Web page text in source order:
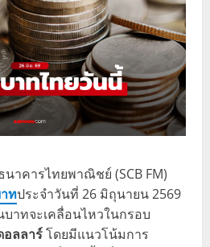
าคารไทยพาณิชย์ (SCB FM)
ทประจำวันที่ 26 มิถุนายน 2569
าทจะเคลื่อนไหวในกรอบ
อลลาร์โดยมีแนวโน้มการ